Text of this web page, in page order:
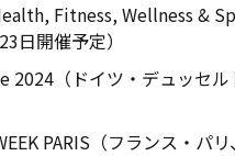
Fitness, Wellness &
日開催予定）
2024（ドイツ・デュッセ
PARIS（フランス・パ